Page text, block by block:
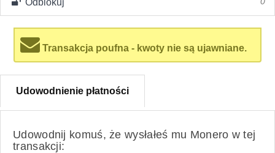
Odblokuj
Transakcja poufna - kwoty nie są ujawniane.
Udowodnienie płatności
Udowodnij komuś, że wysłałeś mu Monero w tej
transakcji: